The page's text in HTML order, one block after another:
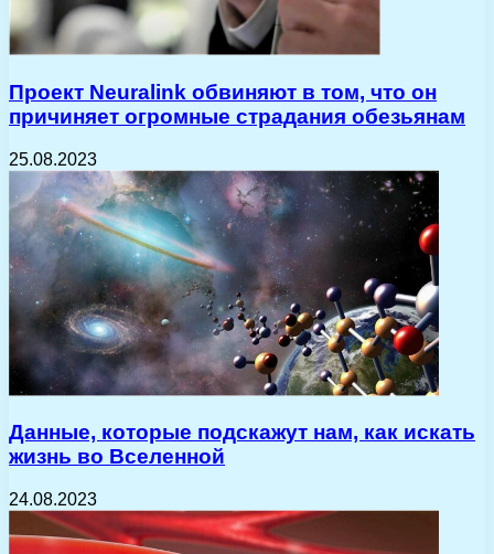
Проект Neuralink обвиняют в том, что он
причиняет огромные страдания обезьянам
25.08.2023
Данные, которые подскажут нам, как искать
жизнь во Вселенной
24.08.2023